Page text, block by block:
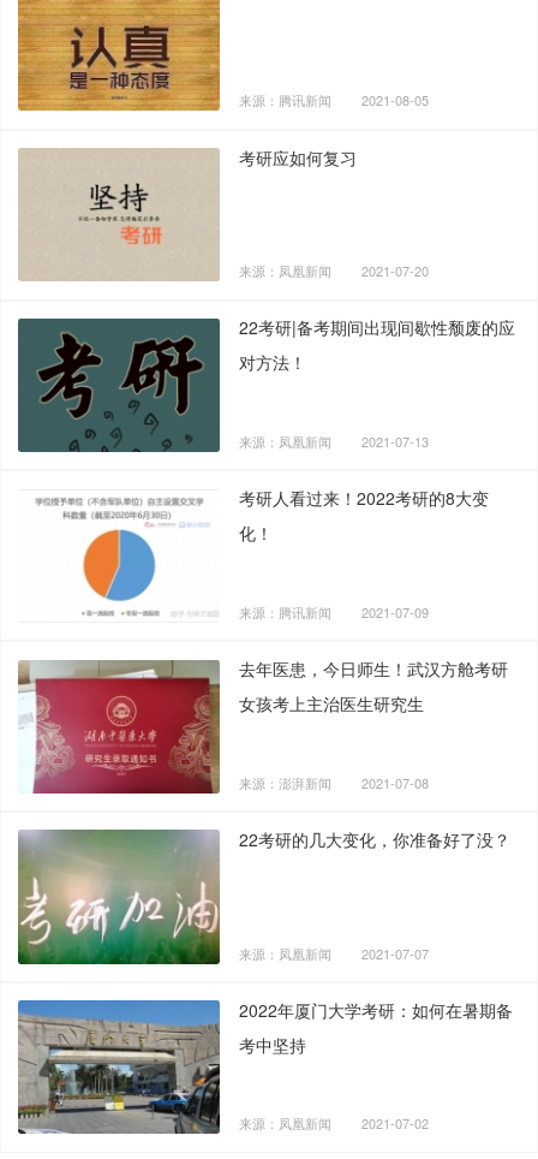
来源：腾讯新闻 2021-08-05
考研应如何复习
来源：凤凰新闻 2021-07-20
22考研|备考期间出现间歇性颓废的应
对方法！
来源：凤凰新闻 2021-07-13
考研人看过来！2022考研的8大变
化！
来源：腾讯新闻 2021-07-09
去年医患，今日师生！武汉方舱考研
女孩考上主治医生研究生
来源：澎湃新闻 2021-07-08
22考研的几大变化，你准备好了没？
来源：凤凰新闻 2021-07-07
2022年厦门大学考研：如何在暑期备
考中坚持
来源：凤凰新闻 2021-07-02